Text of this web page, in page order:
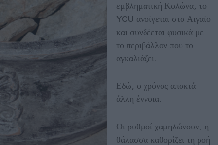
εμβληματική Κολώνα, το
YOU ανοίγεται στο Αιγαίο
και συνδέεται φυσικά με
το περιβάλλον που το
αγκαλιάζει.
Εδώ, ο χρόνος αποκτά
άλλη έννοια.
Οι ρυθμοί χαμηλώνουν, η
θάλασσα καθορίζει τη ροή